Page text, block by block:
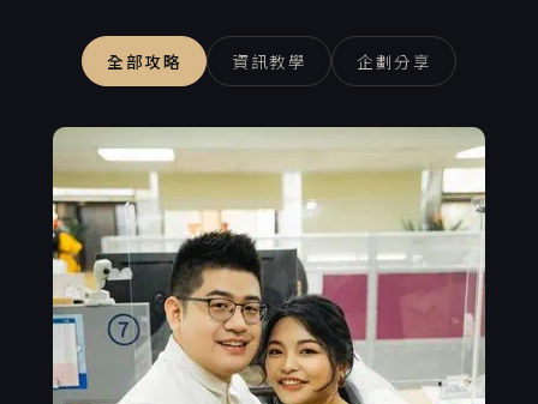
全部攻略 資訊教學 企劃分享